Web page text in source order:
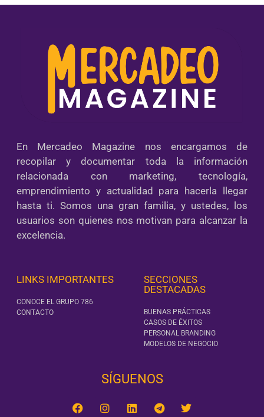
En Mercadeo Magazine nos encargamos de
recopilar y documentar toda la información
relacionada con marketing, tecnología,
emprendimiento y actualidad para hacerla llegar
hasta ti. Somos una gran familia, y ustedes, los
usuarios son quienes nos motivan para alcanzar la
excelencia.
LINKS IMPORTANTES
CONOCE EL GRUPO 786
CONTACTO
SECCIONES
DESTACADAS
BUENAS PRÁCTICAS
CASOS DE ÉXITOS
PERSONAL BRANDING
MODELOS DE NEGOCIO
SÍGUENOS‎